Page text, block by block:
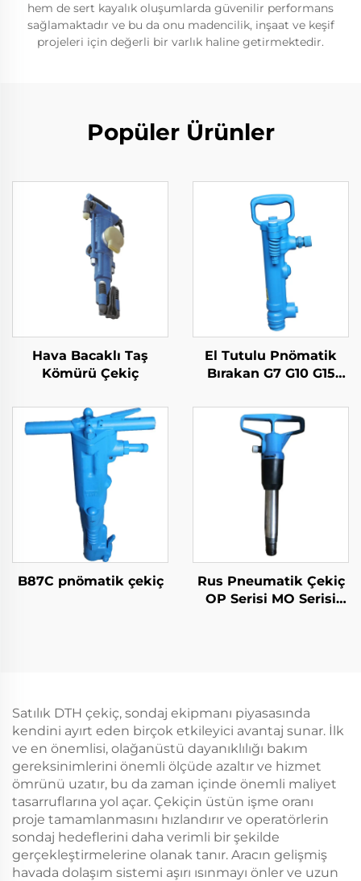
hem de sert kayalık oluşumlarda güvenilir performans
sağlamaktadır ve bu da onu madencilik, inşaat ve keşif
projeleri için değerli bir varlık haline getirmektedir.
Popüler Ürünler
Hava Bacaklı Taş
Kömürü Çekiç
El Tutulu Pnömatik
Bırakan G7 G10 G15
B87C pnömatik çekiç
Rus Pneumatik Çekiç
OP Serisi MO Serisi
Satılık DTH çekiç, sondaj ekipmanı piyasasında
kendini ayırt eden birçok etkileyici avantaj sunar. İlk
ve en önemlisi, olağanüstü dayanıklılığı bakım
gereksinimlerini önemli ölçüde azaltır ve hizmet
ömrünü uzatır, bu da zaman içinde önemli maliyet
tasarruflarına yol açar. Çekiçin üstün işme oranı
proje tamamlanmasını hızlandırır ve operatörlerin
sondaj hedeflerini daha verimli bir şekilde
gerçekleştirmelerine olanak tanır. Aracın gelişmiş
havada dolaşım sistemi aşırı ısınmayı önler ve uzun